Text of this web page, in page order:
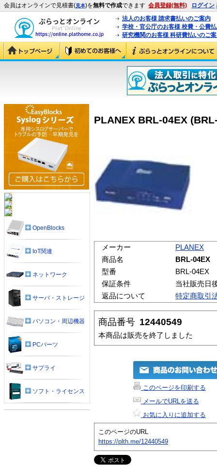
会員はオンラインで見積書(見本)を無料で作成できます 会員登録(無料) ログイン
法人のお客様 請求書払いのご案内
学校・官公庁のお客様 校費・公費
研究機関のお客様 科研費払いのご
PLANEX BRL-04EX
メーカー
PLANEX
商品名
BRL-04EX
型番
BRL-04EX
保証条件
当社販売日
返品について
特定商取引
商品番号 12440549
本商品は販売を終了しました
このページを印刷する
メールでURLを送る
お気に入りに追加する
このページのURL
https://plth.me/12440549
OpenBlocks
IoT関連
ネットワーク
サーバ・ストレージ
パソコン・周辺機器
PCパーツ
サプライ
ソフト・ライセンス